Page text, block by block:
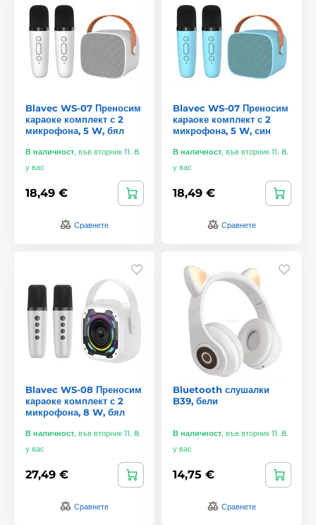
Blavec WS-07 Преносим
караоке комплект с 2
микрофона, 5 W, бял
В наличност, във вторник 11. 8.
у вас
18,49 €
Сравнете
Blavec WS-07 Преносим
караоке комплект с 2
микрофона, 5 W, син
В наличност, във вторник 11. 8.
у вас
18,49 €
Сравнете
Blavec WS-08 Преносим
караоке комплект с 2
микрофона, 8 W, бял
В наличност, във вторник 11. 8.
у вас
27,49 €
Сравнете
Bluetooth слушалки
B39, бели
В наличност, във вторник 11. 8.
у вас
14,75 €
Сравнете